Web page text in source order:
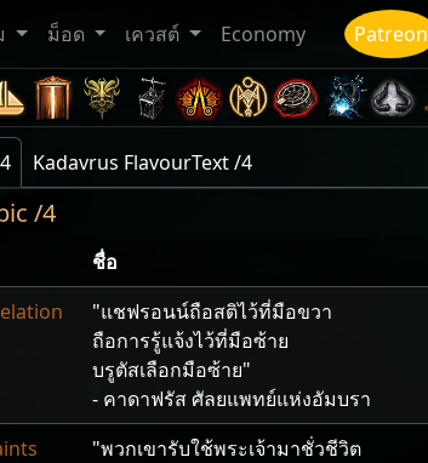
ม็อด เควสต์ Economy Patreon
Kadavrus FlavourText /4
/4
ชื่อ
"แชฟรอนน์​ถือ​สติ​ไว้​ที่​มือ​ขวา
ถือ​การ​รู้​แจ้ง​ไว้​ที่​มือ​ซ้าย
บรูตัส​เลือก​มือ​ซ้าย"
- คาดาฟรัส ศัลยแพทย์​แห่ง​อัมบรา
"พวกเขา​รับใช้​พระเจ้า​มา​ชั่วชีวิต